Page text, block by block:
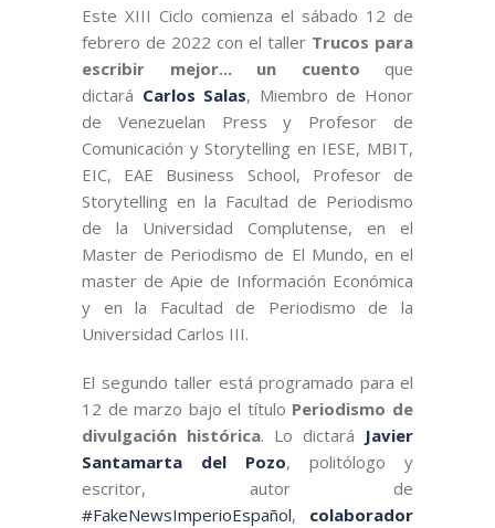
Este XIII Ciclo comienza el sábado 12 de
febrero de 2022 con el taller Trucos para
escribir mejor... un cuento
que
dictará Carlos Salas, Miembro de Honor
de Venezuelan Press y Profesor de
Comunicación y Storytelling en IESE, MBIT,
EIC, EAE Business School, Profesor de
Storytelling en la Facultad de Periodismo
de la Universidad Complutense, en el
Master de Periodismo de El Mundo, en el
master de Apie de Información Económica
y en la Facultad de Periodismo de la
Universidad Carlos III.
El segundo taller está programado para el
12 de marzo bajo el título Periodismo de
divulgación histórica. Lo dictará Javier
Santamarta del Pozo, politólogo y
escritor, autor de
#FakeNewsImperioEspañol, colaborador